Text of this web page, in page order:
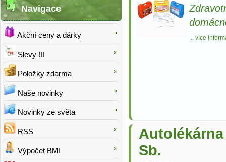
... více
Sb.
Navigace
Akční ceny a dárky
Slevy !!!
Položky zdarma
Naše novinky
Novinky ze světa
RSS
Výpočet BMI